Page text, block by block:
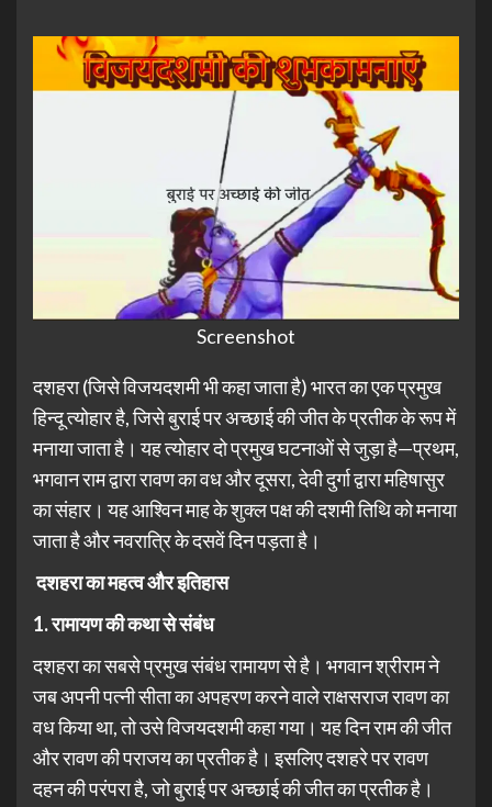
Screenshot
दशहरा (जिसे विजयदशमी भी कहा जाता है) भारत का एक प्रमुख
हिन्दू त्योहार है, जिसे बुराई पर अच्छाई की जीत के प्रतीक के रूप में
मनाया जाता है। यह त्योहार दो प्रमुख घटनाओं से जुड़ा है—प्रथम,
भगवान राम द्वारा रावण का वध और दूसरा, देवी दुर्गा द्वारा महिषासुर
का संहार। यह आश्विन माह के शुक्ल पक्ष की दशमी तिथि को मनाया
जाता है और नवरात्रि के दसवें दिन पड़ता है।
दशहरा का महत्व और इतिहास
1. रामायण की कथा से संबंध
दशहरा का सबसे प्रमुख संबंध रामायण से है। भगवान श्रीराम ने
जब अपनी पत्नी सीता का अपहरण करने वाले राक्षसराज रावण का
वध किया था, तो उसे विजयदशमी कहा गया। यह दिन राम की जीत
और रावण की पराजय का प्रतीक है। इसलिए दशहरे पर रावण
दहन की परंपरा है, जो बुराई पर अच्छाई की जीत का प्रतीक है।